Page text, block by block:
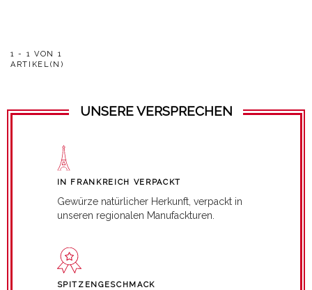
1 - 1 VON 1
ARTIKEL(N)
UNSERE VERSPRECHEN
IN FRANKREICH VERPACKT
Gewürze natürlicher Herkunft, verpackt in
unseren regionalen Manufackturen.
SPITZENGESCHMACK